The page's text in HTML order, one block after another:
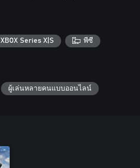
XBOX Series X|S พีซี
ผู้เล่นหลายคนแบบออนไลน์